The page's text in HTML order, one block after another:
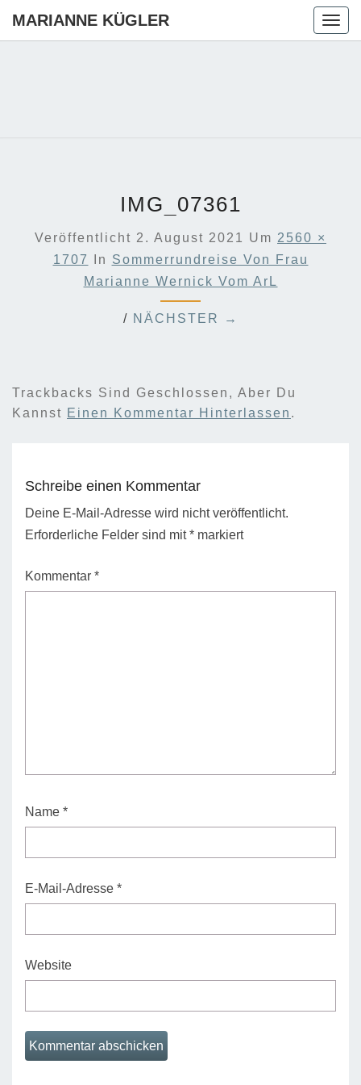
MARIANNE KÜGLER
IMG_07361
Veröffentlicht 2. August 2021 Um 2560 ×
1707
In Sommerrundreise Von Frau
Marianne Wernick Vom ArL
/ NÄCHSTER →
Trackbacks Sind Geschlossen, Aber Du
Kannst Einen Kommentar Hinterlassen .
Schreibe einen Kommentar
Deine E-Mail-Adresse wird nicht veröffentlicht.
Erforderliche Felder sind mit* markiert
Kommentar *
Name *
E-Mail-Adresse *
Website